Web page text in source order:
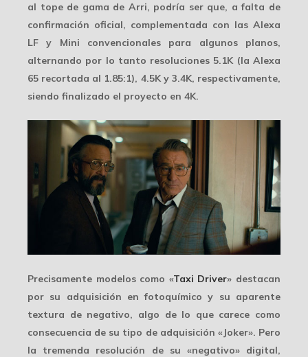
al tope de gama de Arri, podría ser que, a falta de
confirmación oficial, complementada con las Alexa
LF y Mini convencionales para algunos planos,
alternando por lo tanto resoluciones 5.1K (la Alexa
65 recortada al 1.85:1), 4.5K y 3.4K, respectivamente,
siendo finalizado el proyecto en 4K.
Precisamente modelos como «Taxi Driver» destacan
por su adquisición en fotoquímico y su aparente
textura de negativo, algo de lo que carece como
consecuencia de su tipo de adquisición «Joker». Pero
la tremenda resolución de su «negativo» digital,